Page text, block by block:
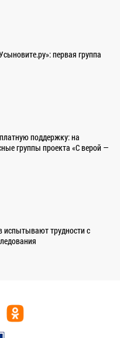
первая группа
поддержку: на
группы проекта «С верой —
трудности с